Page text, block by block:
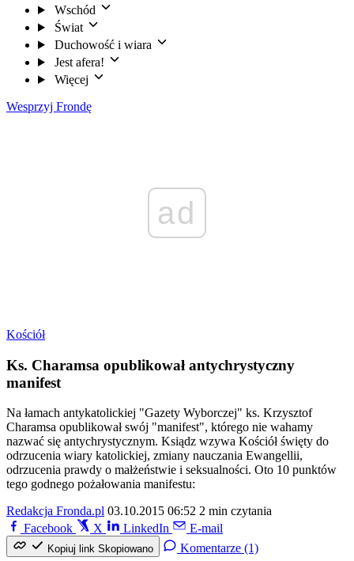
Wschód
Świat
Duchowość i wiara
Jest afera!
Więcej
Wesprzyj Frondę
ad
Kościół
Ks. Charamsa opublikował antychrystyczny
manifest
Na łamach antykatolickiej "Gazety Wyborczej" ks. Krzysztof
Charamsa opublikował swój "manifest", którego nie wahamy
nazwać się antychrystycznym. Ksiądz wzywa Kościół święty do
odrzucenia wiary katolickiej, zmiany nauczania Ewangellii,
odrzucenia prawdy o małżeństwie i seksualności. Oto 10 punktów
tego godnego pożałowania manifestu:
Redakcja Fronda.pl 03.10.2015 06:52 2 min czytania
Facebook
X LinkedIn E-mail
Kopiuj link Skopiowano Komentarze (1)